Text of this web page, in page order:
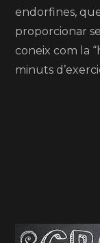
endorfines,
proporcionar
coneix com la
minuts